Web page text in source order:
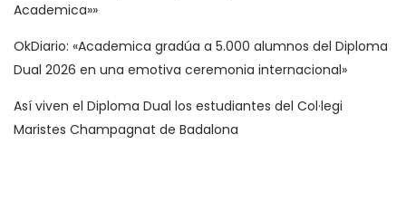
Academica»»
OkDiario: «Academica gradúa a 5.000 alumnos del Diploma
Dual 2026 en una emotiva ceremonia internacional»
Así viven el Diploma Dual los estudiantes del Col·legi
Maristes Champagnat de Badalona